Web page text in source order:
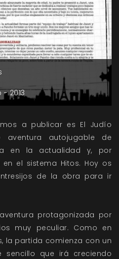
-2013
a publicar es El Judío
aventura autojugable de
en la actualidad y, por
el sistema Hitos. Hoy os
de la obra para ir
protagonizada por
muy peculiar. Como en
la partida comienza con un
sencillo que irá creciendo